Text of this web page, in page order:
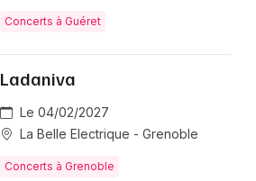
Concerts à Guéret
Ladaniva
Le 04/02/2027
La Belle Electrique - Grenoble
Concerts à Grenoble